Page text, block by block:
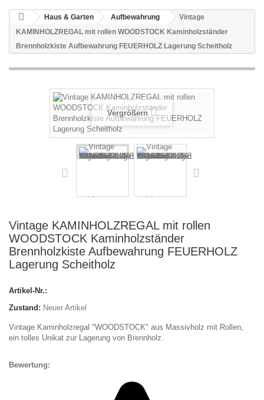
Haus & Garten Aufbewahrung
Vintage
KAMINHOLZREGAL mit rollen WOODSTOCK Kaminholzständer
Brennholzkiste Aufbewahrung FEUERHOLZ Lagerung Scheitholz
Vergrößern
Vintage KAMINHOLZREGAL mit rollen
WOODSTOCK Kaminholzständer
Brennholzkiste Aufbewahrung FEUERHOLZ
Lagerung Scheitholz
Artikel-Nr.:
Zustand: Neuer Artikel
Vintage Kaminholzregal "WOODSTOCK" aus Massivholz mit Rollen,
ein tolles Unikat zur Lagerung von Brennholz.
Bewertung: